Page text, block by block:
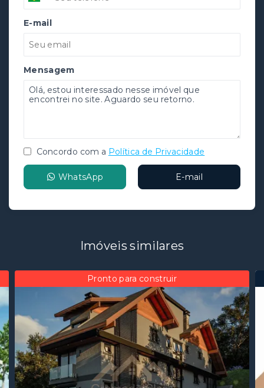
E-mail
Mensagem
Concordo com a Política de Privacidade
WhatsApp E-mail
Imóveis similares
Pronto para construir